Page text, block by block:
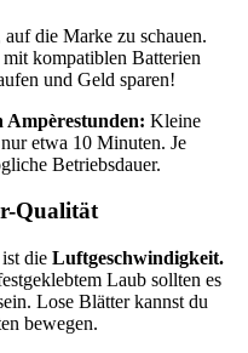
die Marke zu schauen.
kompatiblen Batterien
und Geld sparen!
Kleine
etwa 10 Minuten. Je
Betriebsdauer.
Qualität
die Luftgeschwindigkeit.
Laub sollten es
Lose Blätter kannst du
bewegen.